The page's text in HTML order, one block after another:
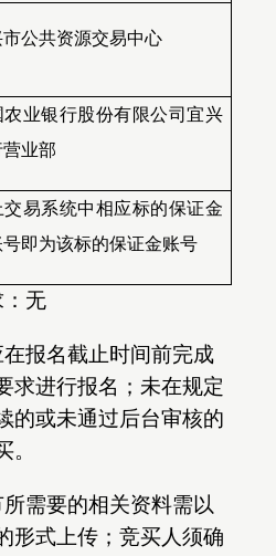
公共资源交易中心
农业银行股份有限公司宜兴
业部
交易系统中相应标的保证金
即为该标的保证金账号
：无
在报名截止时间前完成
求进行报名；未在规定
的或未通过后台审核的
需要的相关资料需以
形式上传；竞买人须确